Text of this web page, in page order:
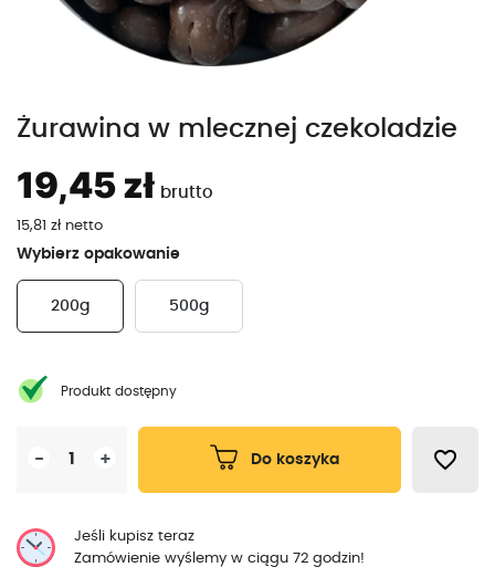
Żurawina w mlecznej czekoladzie
19,45 zł brutto
15,81 zł netto
Wybierz opakowanie
200g 500g
Produkt dostępny
- + Do koszyka favorite_border
Jeśli kupisz teraz
Zamówienie wyślemy w ciągu 72 godzin!